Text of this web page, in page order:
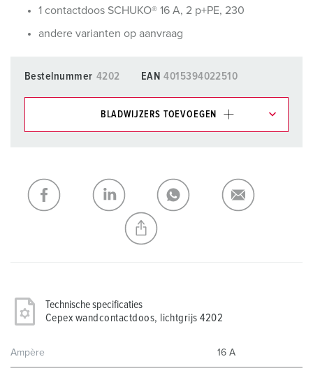
1 contactdoos SCHUKO® 16 A, 2 p+PE, 230
andere varianten op aanvraag
Bestelnummer 4202 EAN 4015394022510
BLADWIJZERS TOEVOEGEN
Mijn lijst TOEVOEGEN
NIEUW LIJST MAKEN
Technische specificaties
Cepex wandcontactdoos, lichtgrijs 4202
Ampère 16 A